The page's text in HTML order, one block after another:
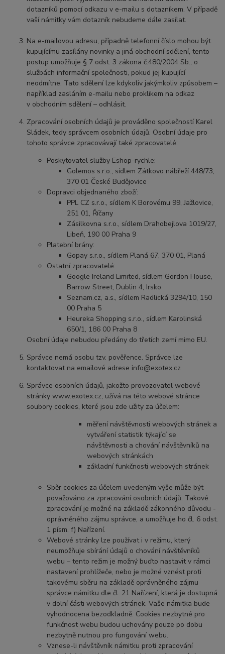
dotazníků pomocí odkazu v e-mailu s dotazníkem. V případě
vaší námitky vám dotazník nebudeme dále zasílat.
Na e-mailovou adresu, případně telefonní číslo mohou být
kupujícímu zasílány novinky a jiná obchodní sdělení, tento
postup umožňuje § 7 odst. 3 zákona č.480/2004 Sb., o
službách informační společnosti, pokud jej kupující
neodmítne. Tato sdělení lze kdykoliv jakýmkoliv způsobem –
například zasláním e-mailu nebo proklikem na odkaz
v obchodním sdělení – odhlásit.
Zpracování osobních údajů je prováděno společností Karel
Sládek, tedy správcem osobních údajů. Osobní údaje pro
tohoto správce zpracovávají také zpracovatelé:
Poskytovatel služby Eshop-rychle:
Golemos s.r.o., sídlem Zátkovo nábřeží 448/73,
370 01 České Budějovice
Dopravci objednaného zboží:
PPL CZ s.r.o., sídlem K Borovému 99, Jažlovice,
251 01, Říčany
Zásilkovna s.r.o., sídlem Drahobejlova 1019/27,
Libeň, 190 00 Praha 9
Platební brány:
Gopay s.r.o., sídlem Planá 67, 370 01, Planá
Ostatní zpracovatelé:
Google Ireland Limited, sídlem Gordon House,
Barrow Street, Dublin 4, Irsko
Seznam.cz, a.s., sídlem Radlická 3294/10, 150
00 Praha 5
Heureka Shopping s.r.o., sídlem Karolinská
650/1, 186 00 Praha 8
Osobní údaje nebudou předány do třetích zemí mimo EU.
Správce nemá osobu tzv. pověřence. Správce lze
kontaktovat na emailové adrese info@exotex.cz
Správce osobních údajů, jakožto provozovatel webové
stránky www.exotex.cz, užívá na této webové stránce
soubory cookies, které jsou zde užity za účelem:
měření návštěvnosti webových stránek a
vytváření statistik týkající se
návštěvnosti a chování návštěvníků na
webových stránkách
základní funkčnosti webových stránek
Sběr cookies za účelem uvedeným výše může být
považováno za zpracování osobních údajů. Takové
zpracování je možné na základě zákonného důvodu -
oprávněného zájmu správce, a umožňuje ho čl. 6 odst.
1 písm. f) Nařízení.
Webové stránky lze používat i v režimu, který
neumožňuje sbírání údajů o chování návštěvníků
webu – tento režim je možný buďto nastavit v rámci
nastavení prohlížeče, nebo je možné vznést proti
takovému sběru na základě oprávněného zájmu
správce námitku dle čl. 21 Nařízení, která je dostupná
v dolní části webových stránek. Vaše námitka bude
vyhodnocena bezodkladně. Cookies nezbytné pro
funkčnost webu budou uchovány pouze po dobu
nezbytně nutnou pro fungování webu.
Vznese-li návštěvník námitku proti zpracování